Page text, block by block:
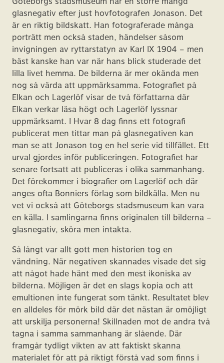
glasnegativ efter just hovfotografen Jonason. Det
är en riktig bildskatt. Han fotograferade många
porträtt men också staden, händelser såsom
invigningen av ryttarstatyn av Karl IX 1904 – men
bäst kanske han var när hans blick studerade det
lilla livet hemma. De bilderna är mer okända men
nog så värda att uppmärksamma. Fotografiet på
Elkan och Lagerlöf visar de två författarna där
Elkan verkar läsa högt och Lagerlöf lyssnar
uppmärksamt. I Hvar 8 dag finns ett fotografi
publicerat men tittar man på glasnegativen kan
man se att Jonason tog en hel serie vid tillfället. Ett
urval gjordes inför publiceringen. Fotografiet har
senare fortsatt att publiceras i olika sammanhang.
Det förekommer i biografier om Lagerlöf och där
anges ofta Bonniers förlag som bildkälla. Men nu
vet vi också att Göteborgs stadsmuseum kan vara
en källa. I samlingarna finns originalen till bilderna –
glasnegativ, sköra men intakta.
Så långt var allt gott men historien tog en
vändning. När negativen skannades visade det sig
att något hade hänt med den mest ikoniska av
bilderna. Möjligen är det en slags kopia och att
emultionen inte fungerat som tänkt. Resultatet blev
en alldeles för mörk bild där det nästan är omöjligt
att urskilja personerna! Skillnaden mot de andra två
tagna i samma sammanhang är slående. Där
framgår tydligt vikten av att faktiskt skanna
materialet för att på riktigt förstå vad som finns i